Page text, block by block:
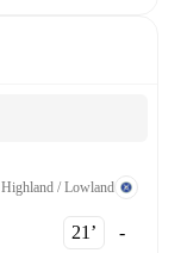
Highland / Lowland
21‎’‎ -